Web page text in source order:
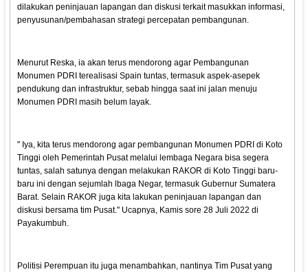
dilakukan peninjauan lapangan dan diskusi terkait masukkan informasi,
penyusunan/pembahasan strategi percepatan pembangunan.
Menurut Reska, ia akan terus mendorong agar Pembangunan
Monumen PDRI terealisasi Spain tuntas, termasuk aspek-asepek
pendukung dan infrastruktur, sebab hingga saat ini jalan menuju
Monumen PDRI masih belum layak.
" Iya, kita terus mendorong agar pembangunan Monumen PDRI di Koto
Tinggi oleh Pemerintah Pusat melalui lembaga Negara bisa segera
tuntas, salah satunya dengan melakukan RAKOR di Koto Tinggi baru-
baru ini dengan sejumlah lbaga Negar, termasuk Gubernur Sumatera
Barat. Selain RAKOR juga kita lakukan peninjauan lapangan dan
diskusi bersama tim Pusat." Ucapnya, Kamis sore 28 Juli 2022 di
Payakumbuh.
Politisi Perempuan itu juga menambahkan, nantinya Tim Pusat yang